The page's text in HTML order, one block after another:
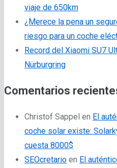
viaje de 650km
¿Merece la pena un
riesgo para un coche
Record del Xiaomi SU7
Nürburgring
Comentarios
Christof Sappel en El
coche solar existe:
cuesta 8000$
SEOcretario en El